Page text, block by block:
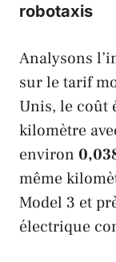
robotaxis
Analysons
sur le tarif
Unis, le coût
kilomètre
environ
même
Model 3 et
électrique